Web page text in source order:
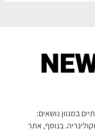
במגוון נושאים:
בנוסף, אתר